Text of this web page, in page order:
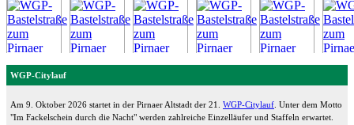
WGP-Citylauf
Am 9. Oktober 2026 startet in der Pirnaer Altstadt der 21. WGP-Citylauf . Unter dem Motto
"Im Fackelschein durch die Nacht" werden zahlreiche Einzelläufer und Staffeln erwartet.